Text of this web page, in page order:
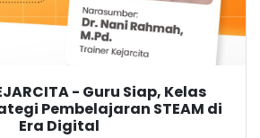
- Guru Siap, Kelas
Pembelajaran STEAM di
Era Digital